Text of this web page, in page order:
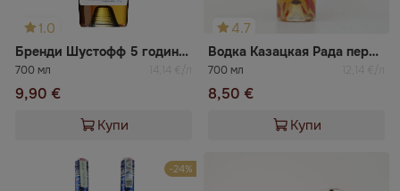
1.0
Бренди Шустофф 5 години VVSOP
700 мл 14,14 €/л
9,90 €
Купи
4.7
Водка Казацкая Рада перцовая
700 мл 12,14 €/л
8,50 €
Купи
-24%